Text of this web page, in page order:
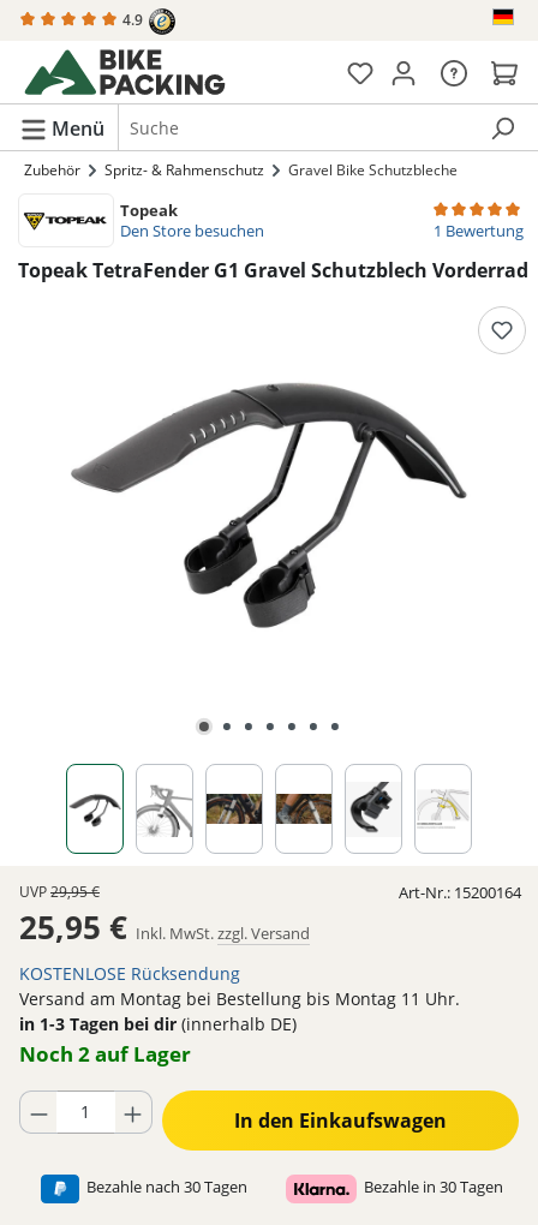
springen 4.9
Menü
Zubehör Spritz- & Rahmenschutz Gravel Bike Schutzbleche
Topeak
Den Store besuchen
Topeak TetraFender G1 Gravel Schutzblech Vorderrad
1 Bewertung
UVP29,95 €
25,95 € Inkl. MwSt.zzgl. Versand
KOSTENLOSE Rücksendung
Versand am Montag bei Bestellung bis Montag 11 Uhr.
in 1-3 Tagen bei dir (innerhalb DE)
Noch 2 auf Lager
Produkt Anzahl: Gib den gewünschten Wert ein oder benutze die
In den Einkaufswagen
Bezahle nach 30 Tagen Bezahle in 30 Tagen
Art-Nr.: 15200164